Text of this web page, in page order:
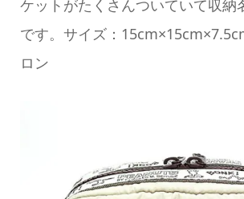
ケットがたくさんついていて収納
です。サイズ：
ロン